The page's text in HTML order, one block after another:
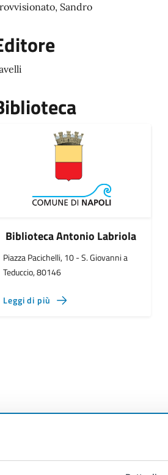
Sandro
Biblioteca Antonio Labriola
Piazza Pacichelli, 10 - S. Giovanni a
Teduccio, 80146
Leggi di più